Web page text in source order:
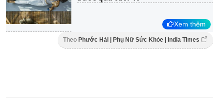
Xem thêm
Theo Phước Hải | Phụ Nữ Sức Khỏe | India Times